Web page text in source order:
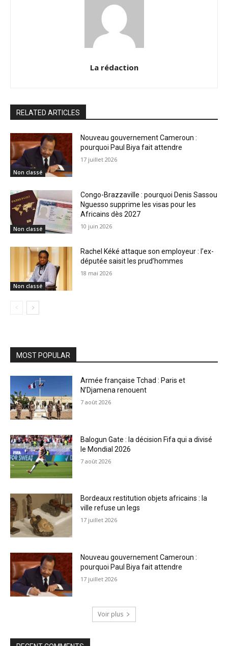
La rédaction
RELATED ARTICLES
Non classé
Nouveau gouvernement Cameroun :
pourquoi Paul Biya fait attendre
17 juillet 2026
Non classé
Congo-Brazzaville : pourquoi Denis Sassou
Nguesso supprime les visas pour les
Africains dès 2027
10 juin 2026
Non classé
Rachel Kéké attaque son employeur : l’ex-
députée saisit les prud’hommes
18 mai 2026
MOST POPULAR
Armée française Tchad : Paris et
N’Djamena renouent
7 août 2026
Balogun Gate : la décision Fifa qui a divisé
le Mondial 2026
7 août 2026
Bordeaux restitution objets africains : la
ville refuse un legs
17 juillet 2026
Nouveau gouvernement Cameroun :
pourquoi Paul Biya fait attendre
17 juillet 2026
Voir plus